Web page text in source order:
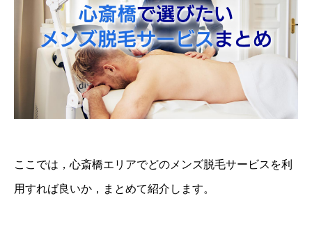
ここでは，心斎橋エリアでどのメンズ脱毛サービスを利
用すれば良いか，まとめて紹介します。